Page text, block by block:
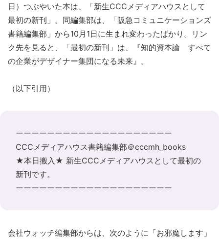
日）つぶやいた本は、「新生CCCメディアハウスとして
最初の新刊」。同編集部は、「阪急コミュニケーションズ
書籍編集部」から10月1日に生まれ変わったばかり。リン
ク先を見ると、「最初の新刊」は、『知的資本論 すべて
の企業がデザイナー集団になる未来』。
（以下引用）
ーーーーーーーーーーーーーーーーーーーー
CCCメディアハウス書籍編集部‏＠cccmh_books
★本日搬入★ 新生CCCメディアハウスとして最初の
新刊です。
ーーーーーーーーーーーーーーーーーーーー
会社ウォッチ編集部からは、次のように「お邪魔します」